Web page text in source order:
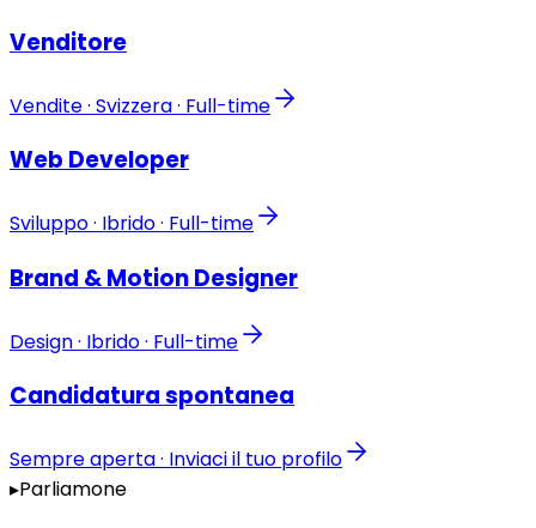
Venditore
Vendite · Svizzera · Full-time
Web Developer
Sviluppo · Ibrido · Full-time
Brand & Motion Designer
Design · Ibrido · Full-time
Candidatura spontanea
Sempre aperta · Inviaci il tuo profilo
▸Parliamone